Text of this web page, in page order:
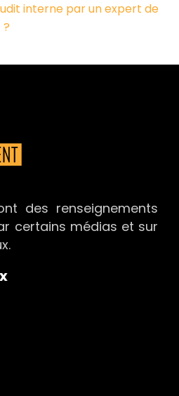
interne par un expert de
des renseignements
certains médias et sur